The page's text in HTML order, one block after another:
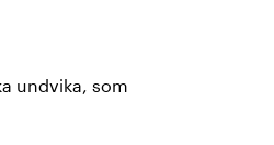
undvika, som